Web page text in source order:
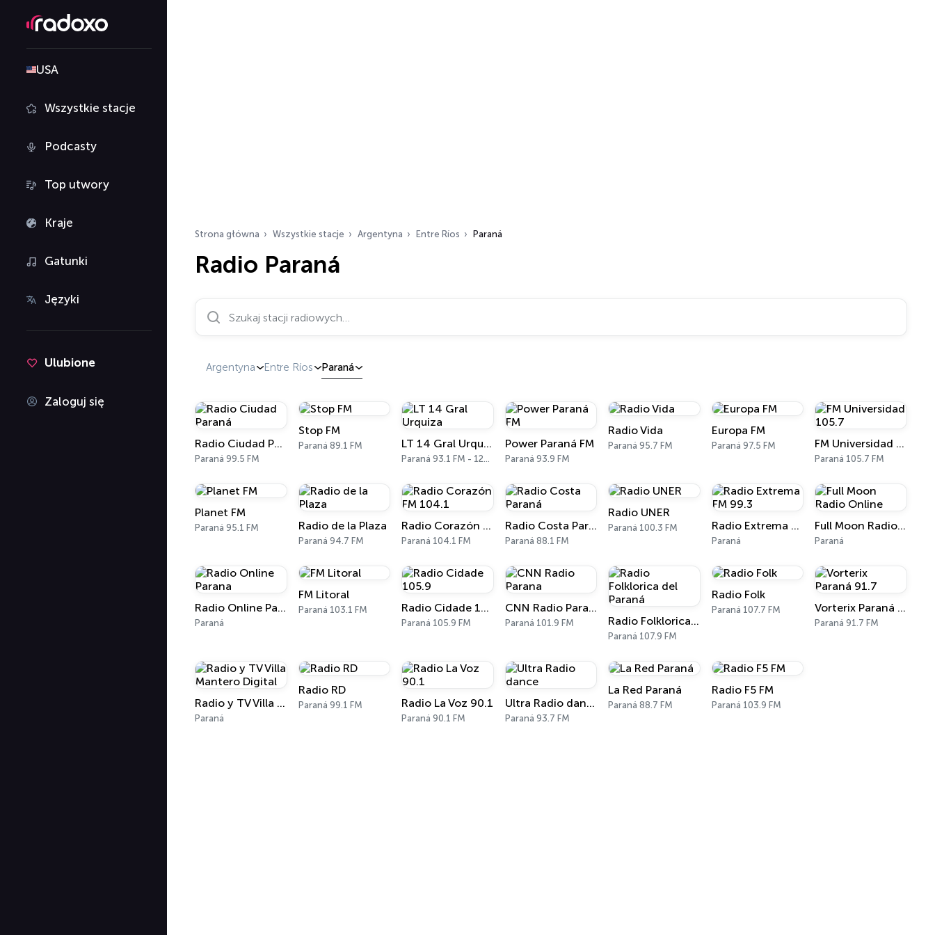
USA
Wszystkie stacje
Podcasty
Top utwory
Kraje
Gatunki
Języki
Ulubione
Zaloguj się
Strona główna Wszystkie stacje Argentyna Entre Ríos Paraná
Radio Paraná
Szukaj stacji radiowych…
Argentyna Entre Ríos Paraná
Radio Ciudad Paraná
Paraná 99.5 FM
Stop FM
Paraná 89.1 FM LT 14 Gral Urquiza
Paraná 93.1 FM - 1260 AM
Power Paraná FM
Paraná 93.9 FM
Radio Vida
Paraná 95.7 FM
Europa FM
Paraná 97.5 FM FM Universidad 105.7
Paraná 105.7 FM
Planet FM
Paraná 95.1 FM Radio de la Plaza
Paraná 94.7 FM
Radio Corazón FM 104.1
Paraná 104.1 FM
Radio Costa Paraná
Paraná 88.1 FM
Radio UNER
Paraná 100.3 FM Radio Extrema FM 99.3
Paraná
Full Moon Radio Online
Paraná
Radio Online Parana
Paraná
FM Litoral
Paraná 103.1 FM Radio Cidade 105.9
Paraná 105.9 FM
CNN Radio Parana
Paraná 101.9 FM Radio Folklorica del Paraná
Paraná 107.9 FM
Radio Folk
Paraná 107.7 FM Vorterix Paraná 91.7
Paraná 91.7 FM
Radio y TV Villa Mantero Digital
Paraná
Radio RD
Paraná 99.1 FM Radio La Voz 90.1
Paraná 90.1 FM
Ultra Radio dance
Paraná 93.7 FM
La Red Paraná
Paraná 88.7 FM
Radio F5 FM
Paraná 103.9 FM